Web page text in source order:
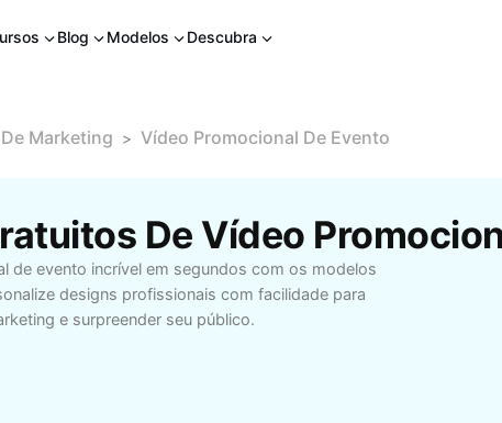
Blog Modelos Descubra
Marketing > Vídeo Promocional De Evento
de evento incrível em segundos com os modelos
designs profissionais com facilidade para
e surpreender seu público.